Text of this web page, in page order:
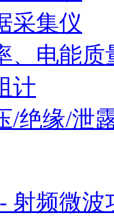
采集仪
、电能质
计
/绝缘/泄
射频微波